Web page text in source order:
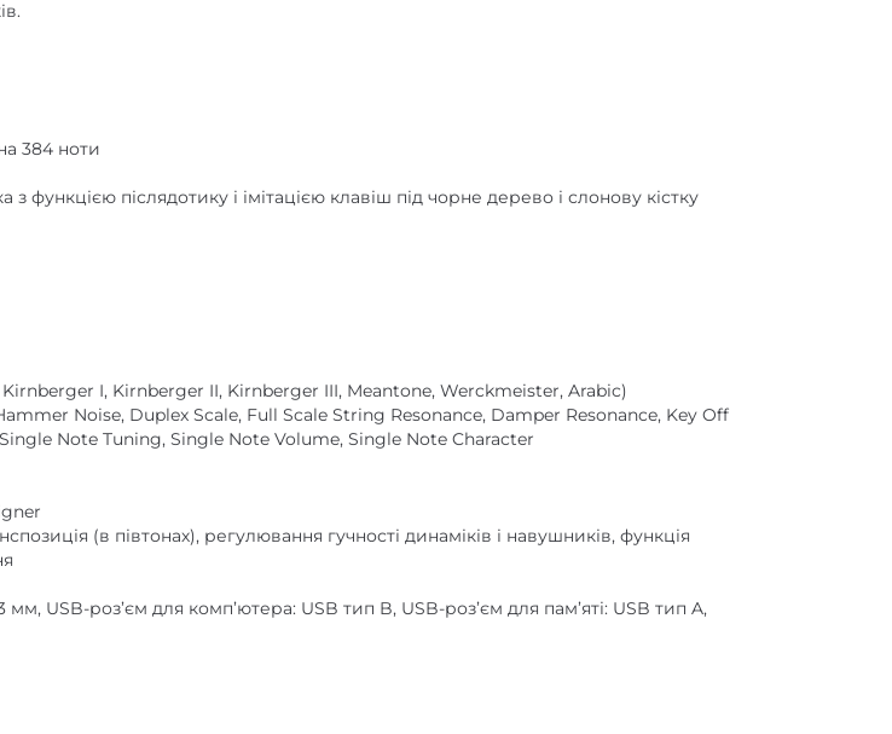
384 ноти
функцією післядотику і імітацією клавіш під чорне дерево і слонову кістку
I, Kirnberger II, Kirnberger III, Meantone, Werckmeister, Arabic)
Noise, Duplex Scale, Full Scale String Resonance, Damper Resonance, Key Off
Note Tuning, Single Note Volume, Single Note Character
(в півтонах), регулювання гучності динаміків і навушників, функція
USB-роз’єм для комп’ютера: USB тип B, USB-роз’єм для пам’яті: USB тип A,